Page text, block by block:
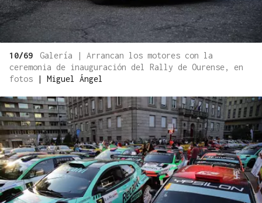
10/69
Galería | Arrancan los motores con la
ceremonia de inauguración del Rally de Ourense, en
fotos
| Miguel Ángel